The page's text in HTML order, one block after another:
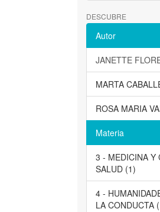
DESCUBRE
Autor
JANETTE
MARTA
ROSA MARIA
Materia
3 - MEDICINA Y
SALUD (1)
4 -
LA CONDUCTA